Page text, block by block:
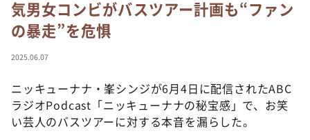
なるみ・岡村の過ぎるTV
相席食堂
これ余談なんですけど・・・
て真剣です
探偵！ナイトスクープ
news おかえり
気男女コンビがバスツアー計画も“ファン
の暴走”を危惧
2025.06.07
ニッキューナナ・峯シンジが6月4日に配信されたABC
ラジオPodcast「ニッキューナナの秘宝感」で、お笑
い芸人のバスツアーに対する本音を漏らした。